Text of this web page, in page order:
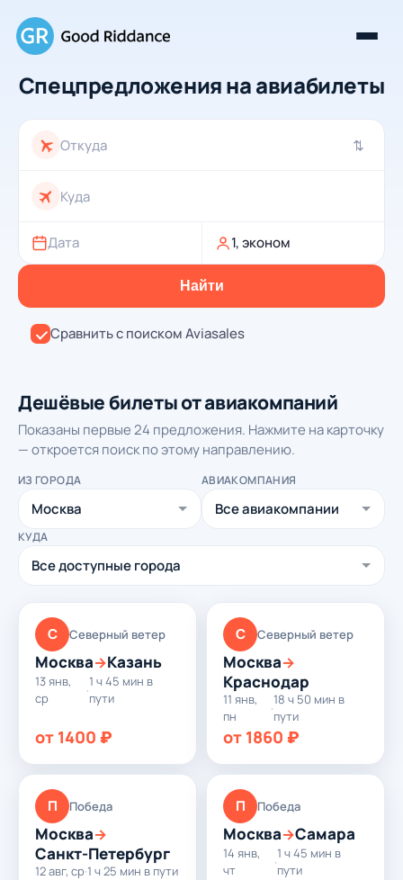
Спецпредложения на авиабилеты
⇄
Дата 1, эконом
Найти
Сравнить с поиском Aviasales
Дешёвые билеты от авиакомпаний
Показаны первые 24 предложения. Нажмите на карточку
— откроется поиск по этому направлению.
ИЗ ГОРОДА АВИАКОМПАНИЯ
КУДА
С Северный ветер
Москва→Казань
13 янв,
ср
·
1 ч 45 мин в
пути
от 1400 ₽
С Северный ветер
Москва→
Краснодар
11 янв,
пн
·
18 ч 50 мин в
пути
от 1860 ₽
П Победа
Москва→
Санкт-Петербург
12 авг, ср·1 ч 25 мин в пути
П Победа
Москва→Самара
14 янв,
чт
·
1 ч 45 мин в
пути